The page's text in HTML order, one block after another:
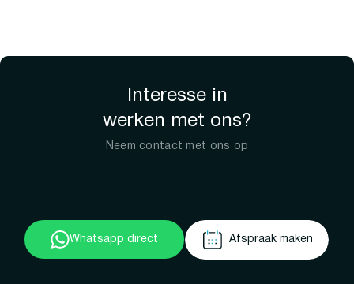
Interesse in
werken met ons?
Neem contact met ons op
Whatsapp direct Afspraak maken